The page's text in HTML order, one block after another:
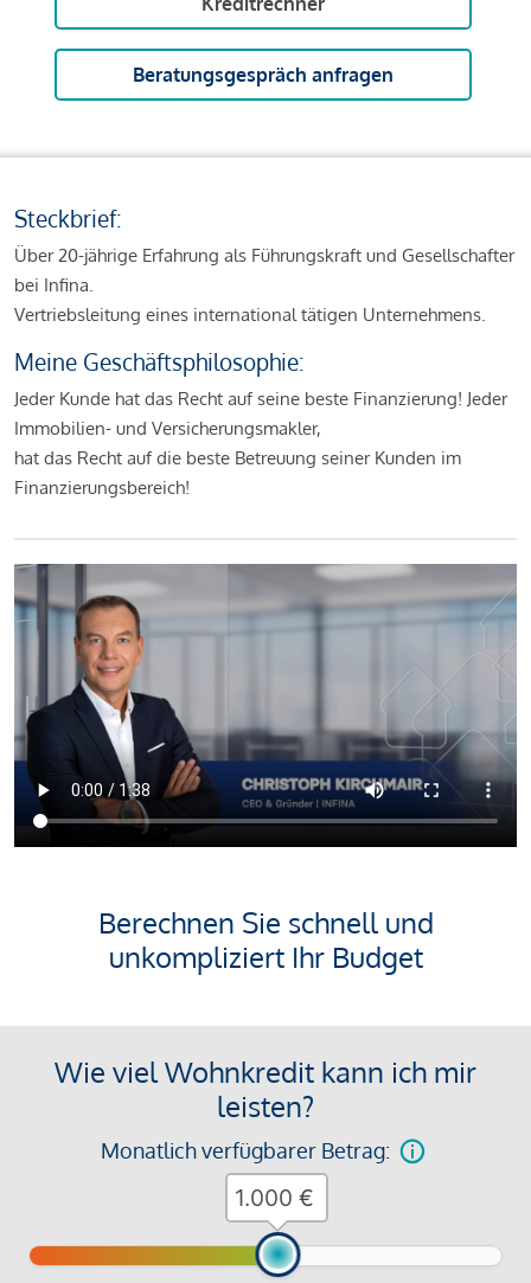
Beratungsgespräch anfragen
Steckbrief:
Über 20-jährige Erfahrung als Führungskraft und Gesellschafter
bei Infina.
Vertriebsleitung eines international tätigen Unternehmens.
Meine Geschäftsphilosophie:
Jeder Kunde hat das Recht auf seine beste Finanzierung! Jeder
Immobilien- und Versicherungsmakler,
hat das Recht auf die beste Betreuung seiner Kunden im
Finanzierungsbereich!
Berechnen Sie schnell und
unkompliziert Ihr Budget
Wie viel Wohnkredit kann ich mir
leisten?
Monatlich verfügbarer Betrag:
€